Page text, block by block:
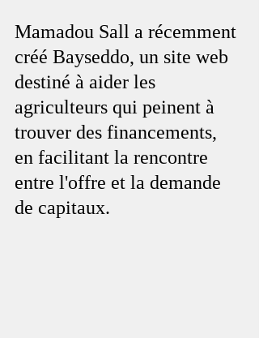
Mamadou Sall a récemment
créé Bayseddo, un site web
destiné à aider les
agriculteurs qui peinent à
trouver des financements,
en facilitant la rencontre
entre l'offre et la demande
de capitaux.